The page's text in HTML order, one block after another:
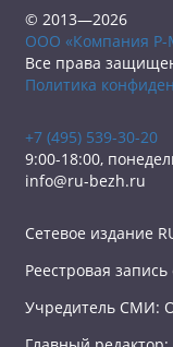
© 2013—2026
ООО «Компания Р-
Все права
Политика
+7 (495) 539-30-20
9:00-18:00,
info@ru-bezh.ru
Сетевое издание
Реестровая
Учредитель СМИ: